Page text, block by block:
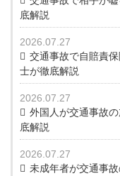
底解説
2026.07.27
交通事故で自賠責
士が徹底解説
2026.07.27
外国人が交通事故
底解説
2026.07.27
未成年者が交通事